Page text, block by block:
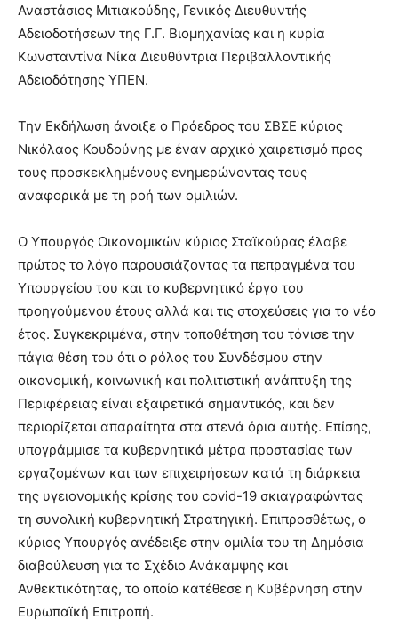
Αναστάσιος Μιτιακούδης, Γενικός Διευθυντής
Αδειοδοτήσεων της Γ.Γ. Βιομηχανίας και η κυρία
Κωνσταντίνα Νίκα Διευθύντρια Περιβαλλοντικής
Αδειοδότησης ΥΠΕΝ.
Την Εκδήλωση άνοιξε ο Πρόεδρος του ΣΒΣΕ κύριος
Νικόλαος Κουδούνης με έναν αρχικό χαιρετισμό προς
τους προσκεκλημένους ενημερώνοντας τους
αναφορικά με τη ροή των ομιλιών.
Ο Υπουργός Οικονομικών κύριος Σταϊκούρας έλαβε
πρώτος το λόγο παρουσιάζοντας τα πεπραγμένα του
Υπουργείου του και το κυβερνητικό έργο του
προηγούμενου έτους αλλά και τις στοχεύσεις για το νέο
έτος. Συγκεκριμένα, στην τοποθέτηση του τόνισε την
πάγια θέση του ότι ο ρόλος του Συνδέσμου στην
οικονομική, κοινωνική και πολιτιστική ανάπτυξη της
Περιφέρειας είναι εξαιρετικά σημαντικός, και δεν
περιορίζεται απαραίτητα στα στενά όρια αυτής. Επίσης,
υπογράμμισε τα κυβερνητικά μέτρα προστασίας των
εργαζομένων και των επιχειρήσεων κατά τη διάρκεια
της υγειονομικής κρίσης του covid-19 σκιαγραφώντας
τη συνολική κυβερνητική Στρατηγική. Επιπροσθέτως, ο
κύριος Υπουργός ανέδειξε στην ομιλία του τη Δημόσια
διαβούλευση για το Σχέδιο Ανάκαμψης και
Ανθεκτικότητας, το οποίο κατέθεσε η Κυβέρνηση στην
Ευρωπαϊκή Επιτροπή.